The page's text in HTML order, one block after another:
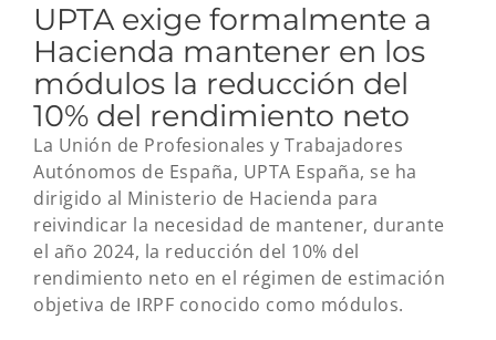
UPTA exige formalmente a
Hacienda mantener en los
módulos la reducción del
10% del rendimiento neto
La Unión de Profesionales y Trabajadores
Autónomos de España, UPTA España, se ha
dirigido al Ministerio de Hacienda para
reivindicar la necesidad de mantener, durante
el año 2024, la reducción del 10% del
rendimiento neto en el régimen de estimación
objetiva de IRPF conocido como módulos.